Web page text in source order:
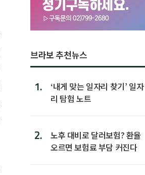
브라보 추천뉴스
1.
‘내게 맞는 일자리 찾기’ 일자
리 탐험 노트
2.
노후 대비로 달러보험? 환율
오르면 보험료 부담 커진다